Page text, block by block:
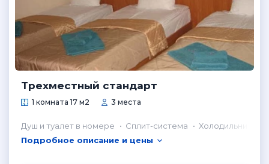
Трехместный стандарт
1 комната 17 м2 3 места
Душ и туалет в номере Сплит-система
Холодильник в
Подробное описание и цены